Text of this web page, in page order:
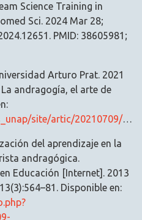
Science Training in
Sci. 2024 Mar 28;
PMID: 38605981;
Arturo Prat. 2021
andragogía, el arte de
del aprendizaje en la
andragógica.
Educación [Internet]. 2013
Disponible en: